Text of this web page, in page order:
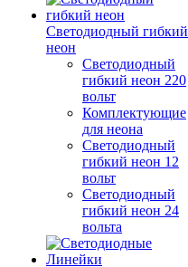
Светодиодный гибкий
неон
Светодиодный
гибкий неон 220
вольт
Комплектующие
для неона
Светодиодный
гибкий неон 12
вольт
Светодиодный
гибкий неон 24
вольта